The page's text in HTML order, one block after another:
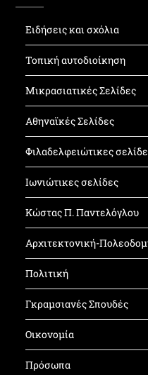
Ειδήσεις και σχόλια
Τοπική αυτοδιοίκηση
Μικρασιατικές Σελίδες
Αθηναϊκές Σελίδες
Φιλαδελφειώτικες
Ιωνιώτικες σελίδες
Κώστας Π. Παντελόγλου
Αρχιτεκτονική-
Πολιτική
Γκραμσιανές Σπουδές
Οικονομία
Πρόσωπα